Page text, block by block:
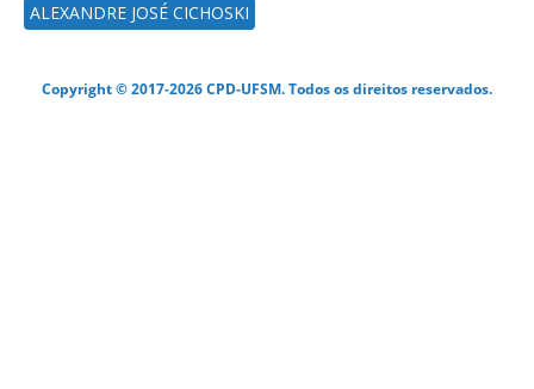
ALEXANDRE JOSÉ CICHOSKI
Copyright © 2017-2026 CPD-UFSM. Todos os direitos reservados.